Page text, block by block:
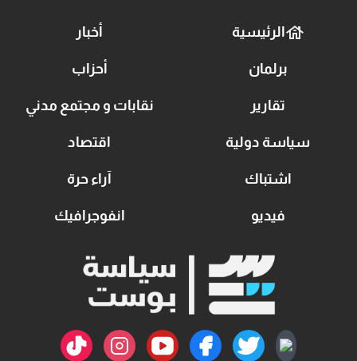
الرئيسية أخبار
برلمان أحزاب
تقارير نقابات و مجتمع مدني
سياسة دولية اقتصاد
اشتباك آراء حرة
فيديو انفوجرافيك